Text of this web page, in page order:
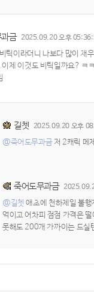
금 2025.09.20 오후
틱이라더니 나보다 많이 채
이제 이것도 비틱일까요? ㅋ
길쳇 2025.09.20 오후
@죽어도무과금저 2캐릭 메
죽어도무과금
@길쳇 애초에 천하제일 불
억이고 어차피 점점 가격은
못해도 200개 가까이는 드실